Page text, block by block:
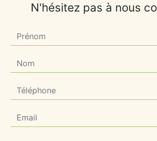
N'hésitez pas à nous